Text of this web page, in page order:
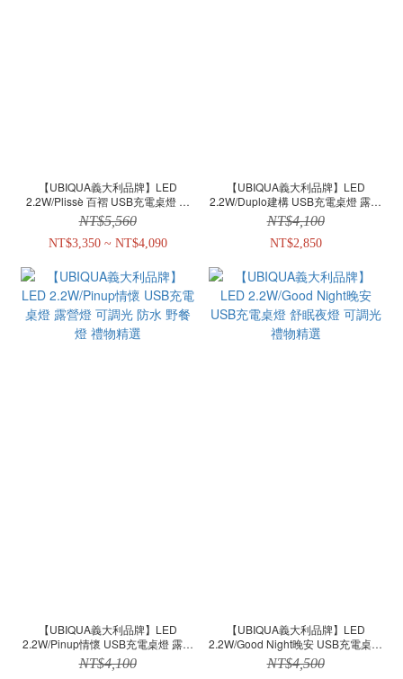
【UBIQUA義大利品牌】LED
2.2W/Plissè 百褶 USB充電桌燈 露
營燈 可調光 防水 野餐燈 禮物精選
NT$5,560
NT$3,350 ~ NT$4,090
【UBIQUA義大利品牌】LED
2.2W/Duplo建構 USB充電桌燈 露營
燈 可調光 防水 野餐燈 禮物精選
NT$4,100
NT$2,850
【UBIQUA義大利品牌】LED
2.2W/Pinup情懷 USB充電桌燈 露營
燈 可調光 防水 野餐燈 禮物精選
NT$4,100
【UBIQUA義大利品牌】LED
2.2W/Good Night晚安 USB充電桌燈
舒眠夜燈 可調光 禮物精選
NT$4,500